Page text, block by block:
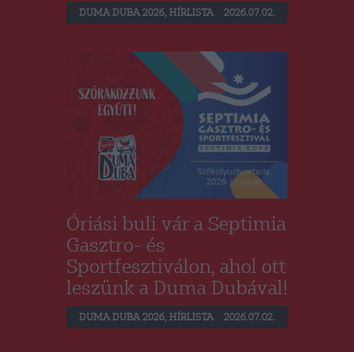
DUMA DUBA 2026, HÍRLISTA 2026.07.02.
Óriási buli vár a Septimia
Gasztro- és
Sportfesztiválon, ahol ott
leszünk a Duma Dubával!
DUMA DUBA 2026, HÍRLISTA 2026.07.02.